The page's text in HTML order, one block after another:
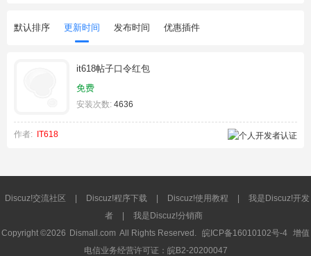
默认排序 更新时间 发布时间 优惠插件
it618帖子口令红包
免费
安装次数: 4636
作者: IT618
Discuz!交流社区 Discuz!程序下载 Discuz!使用教程
我是Discuz!开发
者
我是Discuz!分销商
Copyright ©2026 Dismall.com All Rights Reserved. 皖ICP备16010102号-4 增值
电信业务经营许可证：皖B2-20200047